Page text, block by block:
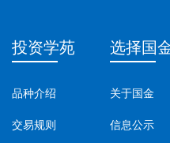
投资学苑
品种介绍
交易规则
选择国
关于国金
信息公示